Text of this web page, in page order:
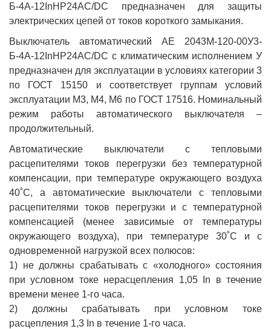
Б-4А-12InНР24AC/DC предназначен для защиты
электрических цепей от токов короткого замыкания.
Выключатель автоматический АЕ 2043М-120-00У3-
Б-4А-12InНР24AC/DC с климатическим исполнением У
предназначен для эксплуатации в условиях категории 3
по ГОСТ 15150 и соответствует группам условий
эксплуатации М3, М4, М6 по ГОСТ 17516. Номинальный
режим работы автоматического выключателя –
продолжительный.
Автоматические выключатели с тепловыми
расцепителями токов перегрузки без температурной
компенсации, при температуре окружающего воздуха
40˚С, а автоматические выключатели с тепловыми
расцепителями токов перегрузки и с температурной
компенсацией (менее зависимые от температуры
окружающего воздуха), при температуре 30˚С и с
одновременной нагрузкой всех полюсов:
1) не должны срабатывать с «холодного» состояния
при условном токе нерасцепления 1,05 In в течение
времени менее 1-го часа.
2) должны срабатывать при условном токе
расцепления 1,3 In в течение 1-го часа.